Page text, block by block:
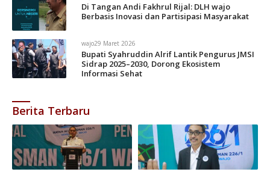
Di Tangan Andi Fakhrul Rijal: DLH wajo
Berbasis Inovasi dan Partisipasi Masyarakat
wajo29 Maret 2026
Bupati Syahruddin Alrif Lantik Pengurus JMSI
Sidrap 2025–2030, Dorong Ekosistem
Informasi Sehat
Berita Terbaru